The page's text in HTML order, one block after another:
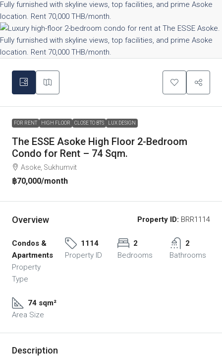
FOR RENT HIGH FLOOR CLOSE TO BTS LUX DESIGN
The ESSE Asoke High Floor 2-Bedroom
Condo for Rent – 74 Sqm.
Asoke, Sukhumvit
฿70,000/month
Overview Property ID: BRR1114
Condos &
Apartments
Property
Type
1114
Property ID
2
Bedrooms
2
Bathrooms
74 sqm²
Area Size
Description